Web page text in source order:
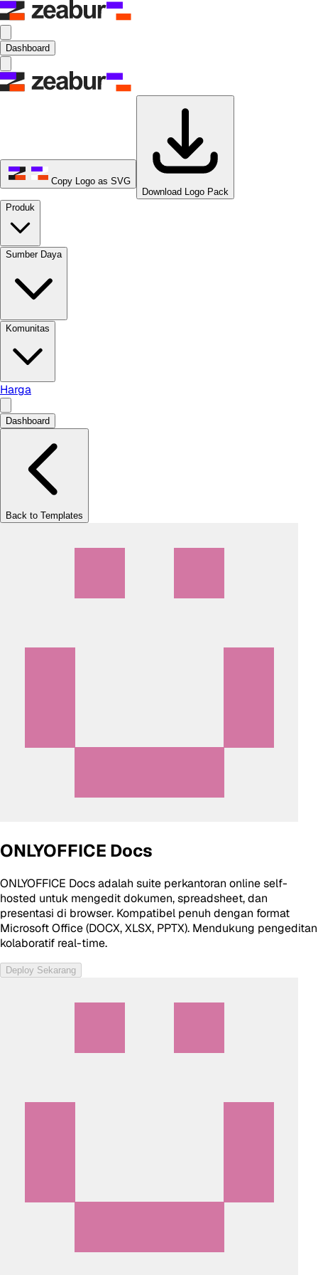
Dashboard
Copy Logo as SVG
Download Logo Pack
Produk
Sumber Daya
Komunitas
Harga
Dashboard
Back to Templates
ONLYOFFICE Docs
ONLYOFFICE Docs adalah suite perkantoran online self-
hosted untuk mengedit dokumen, spreadsheet, dan
presentasi di browser. Kompatibel penuh dengan format
Microsoft Office (DOCX, XLSX, PPTX). Mendukung pengeditan
kolaboratif real-time.
Deploy Sekarang